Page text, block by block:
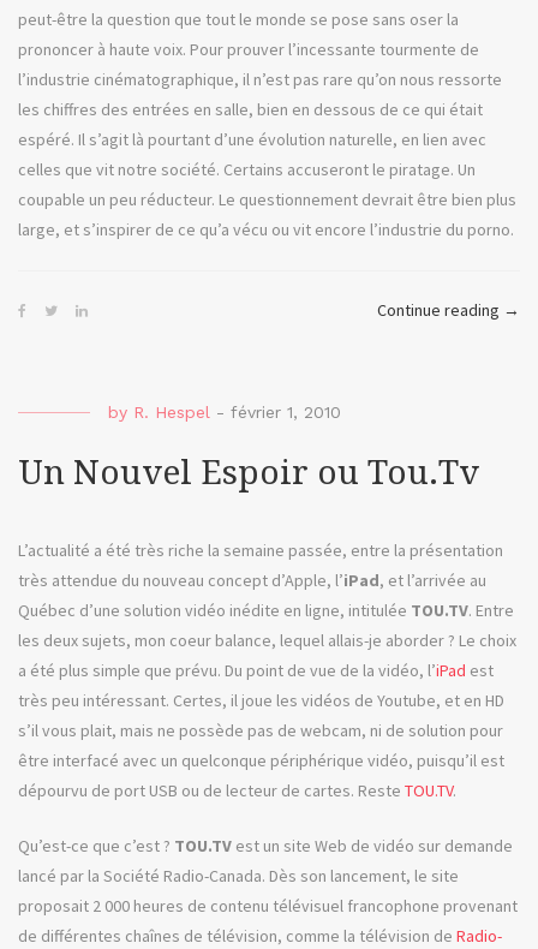
peut-être la question que tout le monde se pose sans oser la
prononcer à haute voix. Pour prouver l’incessante tourmente de
l’industrie cinématographique, il n’est pas rare qu’on nous ressorte
les chiffres des entrées en salle, bien en dessous de ce qui était
espéré. Il s’agit là pourtant d’une évolution naturelle, en lien avec
celles que vit notre société. Certains accuseront le piratage. Un
coupable un peu réducteur. Le questionnement devrait être bien plus
large, et s’inspirer de ce qu’a vécu ou vit encore l’industrie du porno.
Continue reading «
→
by R. Hespel - février 1, 2010
Un Nouvel Espoir ou Tou.Tv
L’actualité a été très riche la semaine passée, entre la présentation
très attendue du nouveau concept d’Apple, l’iPad, et l’arrivée au
Québec d’une solution vidéo inédite en ligne, intitulée TOU.TV. Entre
les deux sujets, mon coeur balance, lequel allais-je aborder ? Le choix
a été plus simple que prévu. Du point de vue de la vidéo, l’iPad est
très peu intéressant. Certes, il joue les vidéos de Youtube, et en HD
s’il vous plait, mais ne possède pas de webcam, ni de solution pour
être interfacé avec un quelconque périphérique vidéo, puisqu’il est
dépourvu de port USB ou de lecteur de cartes. Reste TOU.TV.
Qu’est-ce que c’est ? TOU.TV est un site Web de vidéo sur demande
lancé par la Société Radio-Canada. Dès son lancement, le site
proposait 2 000 heures de contenu télévisuel francophone provenant
de différentes chaînes de télévision, comme la télévision de Radio-